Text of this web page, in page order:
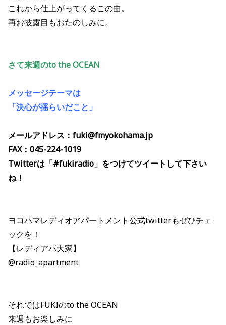
これから仕上がってくるこの曲。
再お披露目もおたのしみに。
さて来週のto the OCEAN
メッセージテーマは
「決心が揺らいだこと」
メールアドレス：fuki@fmyokohama.jp
FAX：045-224-1019
Twitterは「#fukiradio」をつけてツイートして下さい
ね！
ヨコハマレディオアパートメント公式twitterもぜひチェ
ックを！
【レディアパ大家】
@radio_apartment
それではFUKIのto the OCEAN
来週もお楽しみに